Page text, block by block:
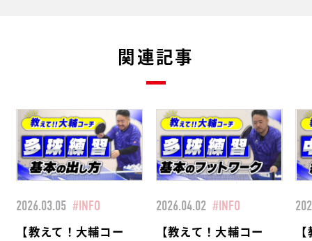
関連記事
2026.03.05 #INFO
【教えて！大輔コー
2026.04.02 #INFO
【教えて！大輔コー